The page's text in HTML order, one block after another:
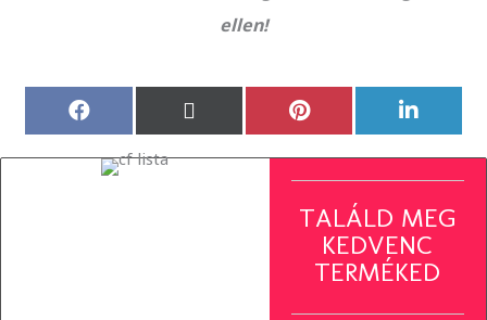
ellen!
Share
Facebook X
(Twitter)
Share
on
Pinterest
Share
on
LinkedIn
TALÁLD MEG
KEDVENC
TERMÉKED